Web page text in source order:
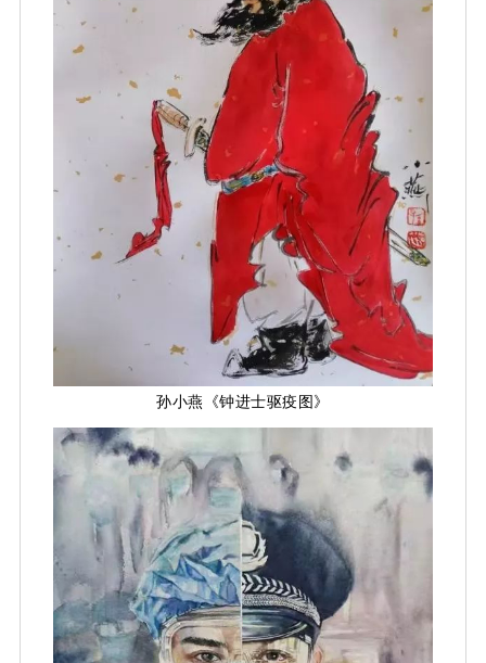
孙小燕《钟进士驱疫图》